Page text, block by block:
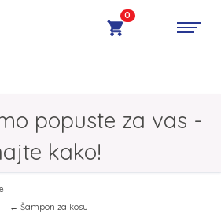
0
popuste za vas -
kako!
← Šampon za kosu